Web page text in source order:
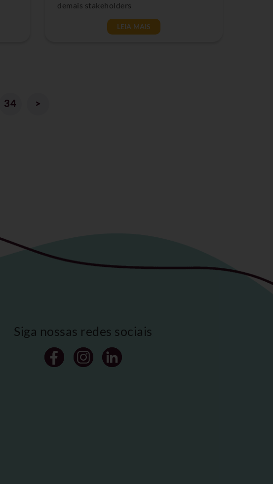
demais stakeholders
LEIA MAIS
34 >
Siga nossas redes sociais